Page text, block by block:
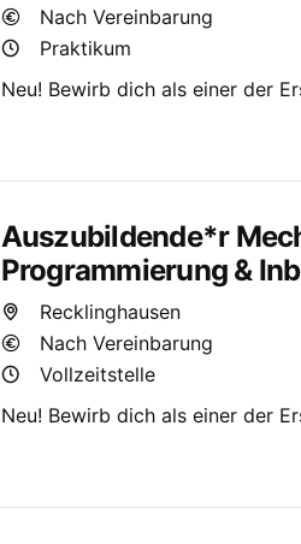
Nach Vereinbarung
Praktikum
Neu! Bewirb dich als einer der
Auszubildende*r
Programmierung &
Recklinghausen
Nach Vereinbarung
Vollzeitstelle
Neu! Bewirb dich als einer der